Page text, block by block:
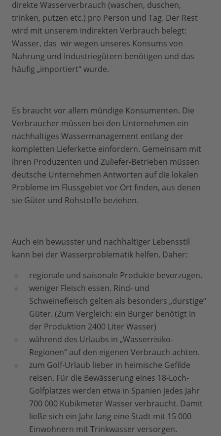
direkte Wasserverbrauch (waschen, duschen,
trinken, putzen etc.) pro Person und Tag. Der Rest
wird mit unserem indirekten Verbrauch belegt:
Wasser, das wir wegen unseres Konsums von
Nahrung und Industriegütern benötigen und das
häufig „importiert“ wurde.
Es braucht vor allem mündige Konsumenten. Die
Verbraucher müssen bei den Unternehmen ein
nachhaltiges Wassermanagement entlang der
kompletten Lieferkette einfordern. Gemeinsam mit
ihren Produzenten und Zuliefer-Betrieben müssen
deutsche Unternehmen Antworten auf die lokalen
Probleme im Flussgebiet vor Ort finden, aus denen
sie Güter und Rohstoffe beziehen.
Auch ein bewusster und nachhaltiger Lebensstil
kann bei der Wasserproblematik helfen. Daher:
regionale und saisonale Produkte bevorzugen.
weniger Fleisch essen. Rind- und
Schweinefleisch gelten als besonders „durstige“
Güter. (Zum Vergleich: ein Burger benötigt in
der Produktion 2400 Liter Wasser)
während des Urlaubs in „Wasserrisiko-
Regionen“ auf den eigenen Verbrauch achten.
zum Golf-Urlaub lieber in heimische Gefilde
reisen. Für die Bewässerung eines 18-Loch-
Golfplatzes werden etwa in Spanien jedes Jahr
700 000 Kubikmeter Wasser verbraucht. Damit
ließe sich ein Jahr lang eine Stadt mit 15 000
Einwohnern mit Trinkwasser versorgen.